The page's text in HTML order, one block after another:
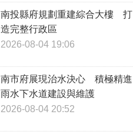
南投縣府規劃重建綜合大樓 打
造完整行政區
2026-08-04 19:06
南市府展現治水決心 積極精進
雨水下水道建設與維護
2026-08-04 20:52